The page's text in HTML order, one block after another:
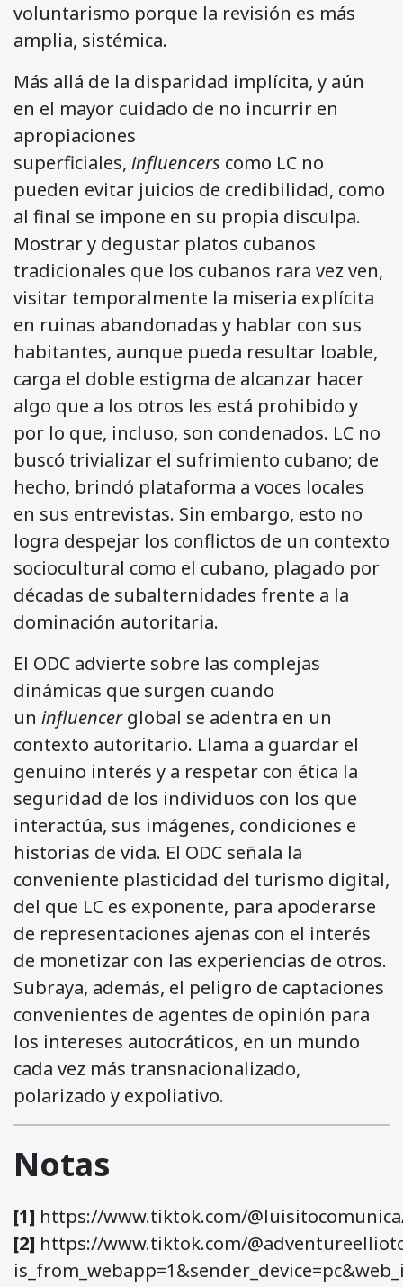
voluntarismo porque la revisión es más
amplia, sistémica.
Más allá de la disparidad implícita, y aún
en el mayor cuidado de no incurrir en
apropiaciones
superficiales, influencers como LC no
pueden evitar juicios de credibilidad, como
al final se impone en su propia disculpa.
Mostrar y degustar platos cubanos
tradicionales que los cubanos rara vez ven,
visitar temporalmente la miseria explícita
en ruinas abandonadas y hablar con sus
habitantes, aunque pueda resultar loable,
carga el doble estigma de alcanzar hacer
algo que a los otros les está prohibido y
por lo que, incluso, son condenados. LC no
buscó trivializar el sufrimiento cubano; de
hecho, brindó plataforma a voces locales
en sus entrevistas. Sin embargo, esto no
logra despejar los conflictos de un contexto
sociocultural como el cubano, plagado por
décadas de subalternidades frente a la
dominación autoritaria.
El ODC advierte sobre las complejas
dinámicas que surgen cuando
un influencerglobal se adentra en un
contexto autoritario. Llama a guardar el
genuino interés y a respetar con ética la
seguridad de los individuos con los que
interactúa, sus imágenes, condiciones e
historias de vida. El ODC señala la
conveniente plasticidad del turismo digital,
del que LC es exponente, para apoderarse
de representaciones ajenas con el interés
de monetizar con las experiencias de otros.
Subraya, además, el peligro de captaciones
convenientes de agentes de opinión para
los intereses autocráticos, en un mundo
cada vez más transnacionalizado,
polarizado y expoliativo.
Notas
[1] https://www.tiktok.com/
[2] https://www.tiktok.com/